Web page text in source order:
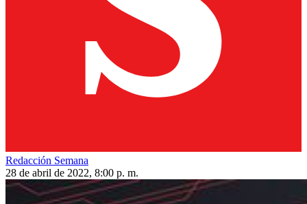
Redacción Semana
28 de abril de 2022, 8:00 p. m.